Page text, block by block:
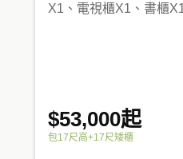
X1、電視櫃X1、書櫃
$53,000起
包17尺高+17尺矮櫃